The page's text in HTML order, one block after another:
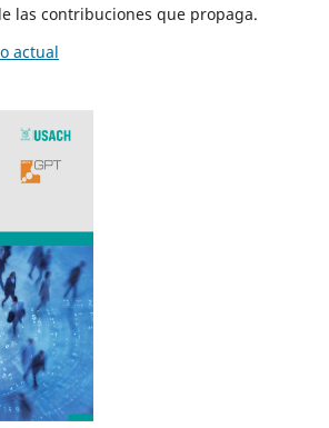
las contribuciones que propaga.
actual